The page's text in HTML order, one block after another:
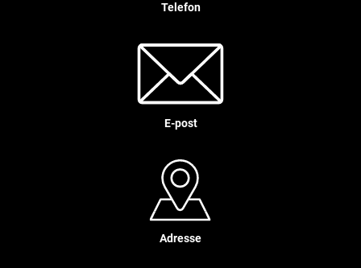
Telefon
E-post
Adresse